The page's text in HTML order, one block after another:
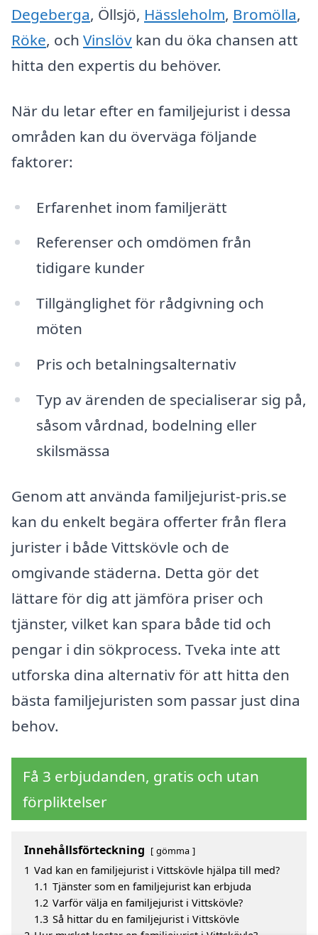
Degeberga, Öllsjö, Hässleholm, Bromölla,
Röke, och Vinslöv kan du öka chansen att
hitta den expertis du behöver.
När du letar efter en familjejurist i dessa
områden kan du överväga följande
faktorer:
Erfarenhet inom familjerätt
Referenser och omdömen från
tidigare kunder
Tillgänglighet för rådgivning och
möten
Pris och betalningsalternativ
Typ av ärenden de specialiserar sig på,
såsom vårdnad, bodelning eller
skilsmässa
Genom att använda familjejurist-pris.se
kan du enkelt begära offerter från flera
jurister i både Vittskövle och de
omgivande städerna. Detta gör det
lättare för dig att jämföra priser och
tjänster, vilket kan spara både tid och
pengar i din sökprocess. Tveka inte att
utforska dina alternativ för att hitta den
bästa familjejuristen som passar just dina
behov.
Få 3 erbjudanden, gratis och utan
förpliktelser
Innehållsförteckning gömma
1 Vad kan en familjejurist i Vittskövle hjälpa till med?
1.1 Tjänster som en familjejurist kan erbjuda
1.2 Varför välja en familjejurist i Vittskövle?
1.3 Så hittar du en familjejurist i Vittskövle